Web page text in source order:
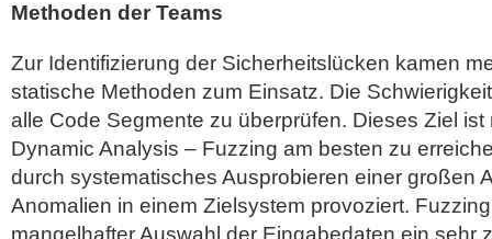
Methoden der Teams
Zur Identifizierung der Sicherheitslücken kamen
statische Methoden zum Einsatz. Die
alle Code Segmente zu überprüfen. Dieses Ziel ist
Dynamic Analysis – Fuzzing am besten zu
durch systematisches Ausprobieren einer großen
Anomalien in einem Zielsystem provoziert.
mangelhafter Auswahl der Eingabedaten ein sehr